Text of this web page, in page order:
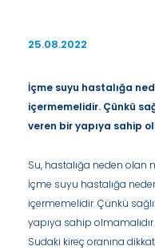
25.08.2022
İçme suyu hastalığa
içermemelidir. Çünkü
veren bir yapıya sahip
Su, hastalığa neden olan
İçme suyu hastalığa
içermemelidir. Çünkü
yapıya sahip olmamalıdır.
Sudaki kireç oranına